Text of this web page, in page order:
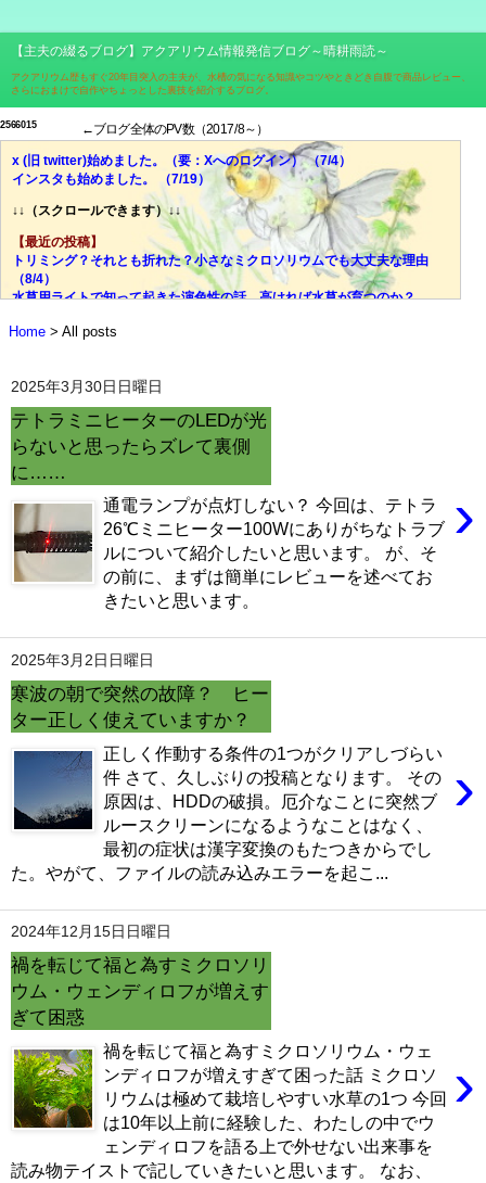
【主夫の綴るブログ】アクアリウム情報発信ブログ～晴耕雨読～
アクアリウム歴もすぐ20年目突入の主夫が、水槽の気になる知識やコツやときどき自腹で商品レビュー、
さらにおまけで自作やちょっとした裏技を紹介するブログ。
256601 5 ←ブログ全体のPV数（2017/8～）
x (旧 twitter)始めました。（要：Xへのログイン） （7/4）
インスタも始めました。 （7/19）
↓↓（スクロールできます）↓↓
【最近の投稿】
トリミング？それとも折れた？小さなミクロソリウムでも大丈夫な理由
（8/4）
水草用ライトで知って起きた演色性の話。高ければ水草が育つのか？
価格、光量、スペクトル、ブランド……それでも迷ったら色温度！
（7/14）
失敗談：安価な室内用LED電球で水草は育ちにくい。その理由とは？
（7/7）
ミクロソリウムはどんな水草？CO2添加量や肥料はどうする？ （6/30）
やった水槽立ち上がった！でもすぐにウールマットの掃除はしないで！
（6/23）
電磁弁が先か？スピードコントローラーが先か？CO2漏れ意外な原因
（6/16）
マツモが育てるには？ライト、CO2、肥料、トリミングどうする？
（6/9）
マツモをシェルターにする理由。仕方なくホームセンターまで行った訳
どうしてアカヒレは、安価で地味なのに人を魅了してやまないのか？
（5/19）
復帰・復活→放置した水槽・外部フィルターは水が漏れないか確認を！
（5/12）
熱帯魚とブームで価格高騰に巻き込まれた話。その時の心構えとは？
素手でコリドラスを追いかけまわした結果、激痛・悶絶そして反省
（4/29）
湧き水水槽を作るつもりが、大きなクレーターを作ってしまった君へ
（4/22）
コリドラスを飼育するなら水槽に敷いておきたい田砂の話 （4/15）
Home All posts
2025年3月30日日曜日
テトラミニヒーターのLEDが光
らないと思ったらズレて裏側
に……
›
通電ランプが点灯しない？ 今回は、テトラ
26℃ミニヒーター100Wにありがちなトラブ
ルについて紹介したいと思います。 が、そ
の前に、まずは簡単にレビューを述べてお
きたいと思います。
2025年3月2日日曜日
寒波の朝で突然の故障？ ヒー
ター正しく使えていますか？
›
正しく作動する条件の1つがクリアしづらい
件 さて、久しぶりの投稿となります。 その
原因は、HDDの破損。厄介なことに突然ブ
ルースクリーンになるようなことはなく、
最初の症状は漢字変換のもたつきからでし
た。やがて、ファイルの読み込みエラーを起こ...
2024年12月15日日曜日
禍を転じて福と為すミクロソリ
ウム・ウェンディロフが増えす
ぎて困惑
›
禍を転じて福と為すミクロソリウム・ウェ
ンディロフが増えすぎて困った話 ミクロソ
リウムは極めて栽培しやすい水草の1つ 今回
は10年以上前に経験した、わたしの中でウ
ェンディロフを語る上で外せない出来事を
読み物テイストで記していきたいと思います。 なお、